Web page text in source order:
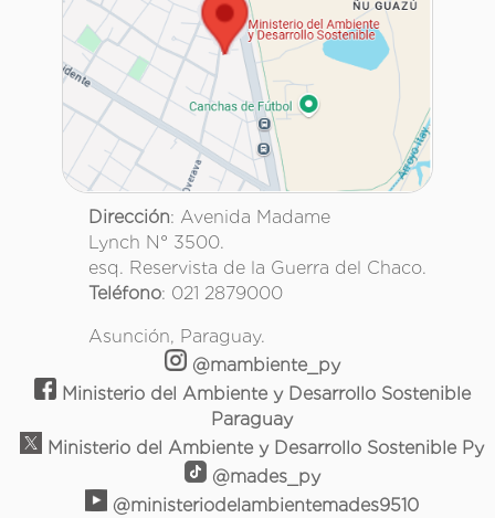
Dirección: Avenida Madame
Lynch N° 3500.
esq. Reservista de la Guerra del Chaco.
Teléfono: 021 2879000
Asunción, Paraguay.
@mambiente_py
Ministerio del Ambiente y Desarrollo Sostenible
Paraguay
Ministerio del Ambiente y Desarrollo Sostenible Py
@mades_py
@ministeriodelambientemades9510